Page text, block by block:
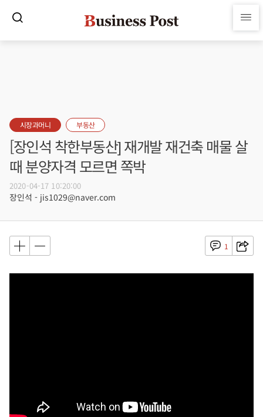
시장과머니 부동산
[장인석 착한부동산] 재개발 재건축 매물 살
때 분양자격 모르면 쪽박
2020-04-17 10:20:00
장인석 - jis1029@naver.com
1